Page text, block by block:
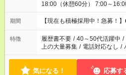
18:00（休憩60分） 7:00～
19:00（休憩60分） ※Wワーク希望の方へ 今ご覧のお仕事で希
望する勤務時間と、もう1つの
期間 【現在も積極採用中！急募！
特徴 履歴書不要 / 40～50代活躍中 /
上の大量募集 / 電話対応なし /
気になる！ 応募す